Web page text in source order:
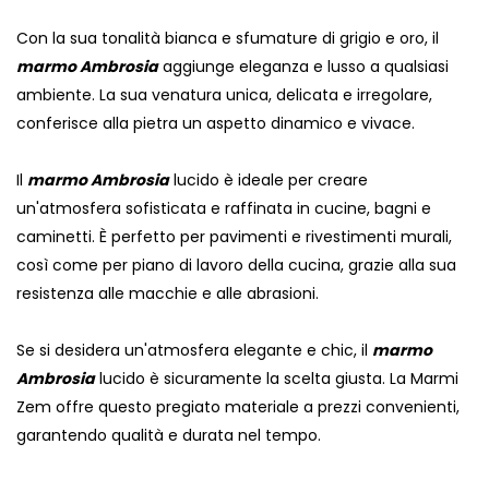
Con la sua tonalità bianca e sfumature di grigio e oro, il
marmo Ambrosiaaggiunge eleganza e lusso a qualsiasi
ambiente. La sua venatura unica, delicata e irregolare,
conferisce alla pietra un aspetto dinamico e vivace.
Il marmo Ambrosialucido è ideale per creare
un'atmosfera sofisticata e raffinata in cucine, bagni e
caminetti. È perfetto per pavimenti e rivestimenti murali,
così come per piano di lavoro della cucina, grazie alla sua
resistenza alle macchie e alle abrasioni.
Se si desidera un'atmosfera elegante e chic, il marmo
Ambrosialucido è sicuramente la scelta giusta. La Marmi
Zem offre questo pregiato materiale a prezzi convenienti,
garantendo qualità e durata nel tempo.